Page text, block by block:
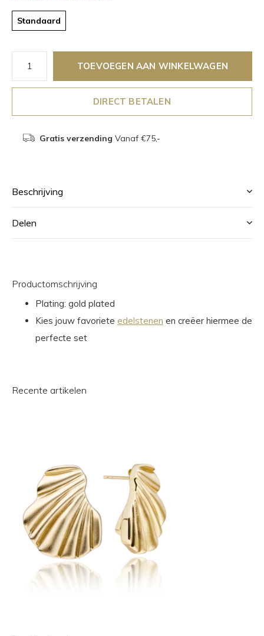
Standaard
TOEVOEGEN AAN WINKELWAGEN
DIRECT BETALEN
Gratis verzending Vanaf €75,-
Beschrijving
Delen
Productomschrijving
Plating: gold plated
Kies jouw favoriete edelstenen en creëer hiermee de
perfecte set
Recente artikelen